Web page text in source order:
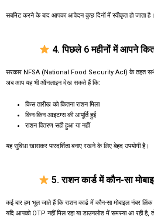
सबमिट करने के बाद आपका आवेदन कुछ दिनों में स्वीकृत हो जाता है।
4. पिछले 6 महीनों में आपने
सरकार NFSA (National Food Security Act) के तहत सभी
अब आप यह भी ऑनलाइन देख सकते हैं कि:
किस तारीख को कितना राशन मिला
किन-किन आइटम्स की आपूर्ति हुई
राशन वितरण सही हुआ या नहीं
यह सुविधा खासकर पारदर्शिता बनाए रखने के लिए बेहद उपयोगी है।
5. राशन कार्ड में कौन-सा
कई बार हम भूल जाते हैं कि राशन कार्ड में कौन-सा मोबाइल नंबर लिंक
यदि आपको OTP नहीं मिल रहा या डाउनलोड में समस्या आ रही है,